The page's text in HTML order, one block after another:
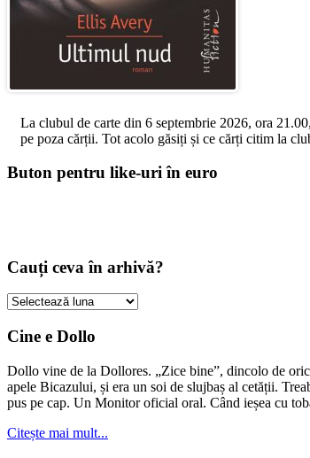
La clubul de carte din 6 septembrie 2026, ora
pe poza cărții. Tot acolo găsiți și ce cărți citim la
Buton pentru like-uri în euro
Cauți ceva în arhivă?
Cauți
în
Cine e Dollo
Dollo vine de la Dollores. „Zice bine”, dincolo de
apele Bicazului, și era un soi de slujbaș al cetății.
pus pe cap. Un Monitor oficial oral. Când ieșea cu
Citește mai mult...